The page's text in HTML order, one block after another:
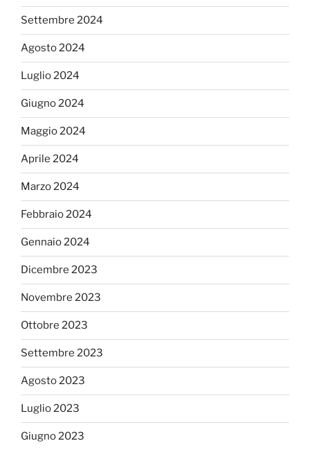
Settembre 2024
Agosto 2024
Luglio 2024
Giugno 2024
Maggio 2024
Aprile 2024
Marzo 2024
Febbraio 2024
Gennaio 2024
Dicembre 2023
Novembre 2023
Ottobre 2023
Settembre 2023
Agosto 2023
Luglio 2023
Giugno 2023